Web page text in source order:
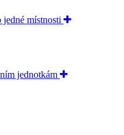
místnosti
jednotkám